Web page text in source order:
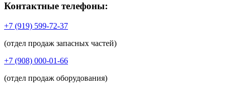
Контактные телефоны:
+7 (919) 599-72-37
(отдел продаж запасных частей)
+7 (908) 000-01-66
(отдел продаж оборудования)